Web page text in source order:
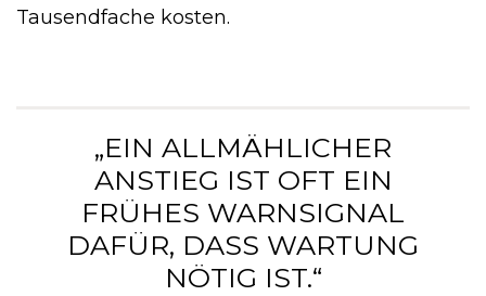
Tausendfache kosten.
„EIN ALLMÄHLICHER
ANSTIEG IST OFT EIN
FRÜHES WARNSIGNAL
DAFÜR, DASS WARTUNG
NÖTIG IST.“